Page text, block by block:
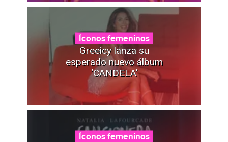
Íconos femeninos
Greeicy lanza su
esperado nuevo álbum
‘CANDELA’
Íconos femeninos